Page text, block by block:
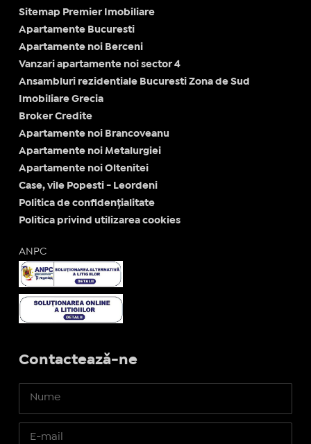
Sitemap Premier Imobiliare
Apartamente Bucuresti
Apartamente noi Berceni
Vanzari apartamente noi sector 4
Ansambluri rezidentiale Bucuresti Zona de Sud
Imobiliare Grecia
Broker Credite
Apartamente noi Brancoveanu
Apartamente noi Metalurgiei
Apartamente noi Oltenitei
Case, vile Popesti - Leordeni
Politica de confidențialitate
Politica privind utilizarea cookies
ANPC
Contactează-ne